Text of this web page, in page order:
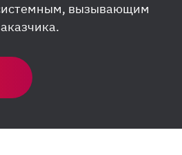
вызывающим